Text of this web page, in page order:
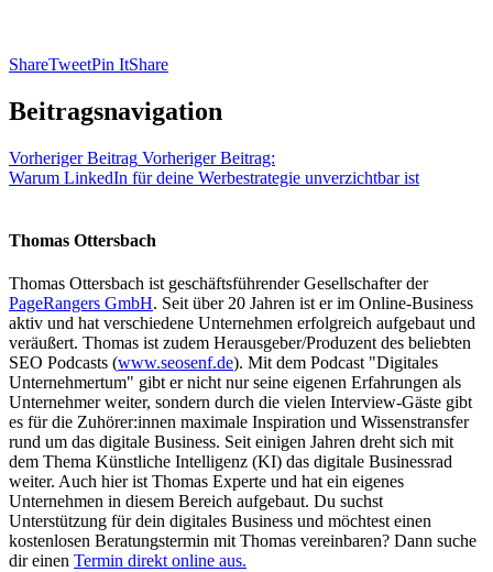
ShareTweetPin ItShare
Beitragsnavigation
Vorheriger Beitrag Vorheriger Beitrag:
Warum LinkedIn für deine Werbestrategie unverzichtbar ist
Thomas Ottersbach
Thomas Ottersbach ist geschäftsführender Gesellschafter der
PageRangers GmbH. Seit über 20 Jahren ist er im Online-Business
aktiv und hat verschiedene Unternehmen erfolgreich aufgebaut und
veräußert. Thomas ist zudem Herausgeber/Produzent des beliebten
SEO Podcasts (www.seosenf.de). Mit dem Podcast "Digitales
Unternehmertum" gibt er nicht nur seine eigenen Erfahrungen als
Unternehmer weiter, sondern durch die vielen Interview-Gäste gibt
es für die Zuhörer:innen maximale Inspiration und Wissenstransfer
rund um das digitale Business. Seit einigen Jahren dreht sich mit
dem Thema Künstliche Intelligenz (KI) das digitale Businessrad
weiter. Auch hier ist Thomas Experte und hat ein eigenes
Unternehmen in diesem Bereich aufgebaut. Du suchst
Unterstützung für dein digitales Business und möchtest einen
kostenlosen Beratungstermin mit Thomas vereinbaren? Dann suche
dir einen Termin direkt online aus.